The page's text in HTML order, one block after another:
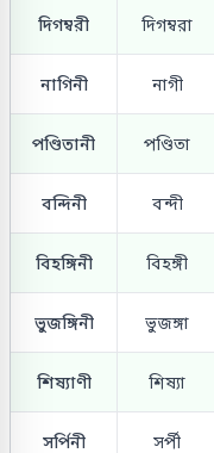
দিগম্বরী দিগম্বরা
নাগিনী নাগী
পণ্ডিতানী পণ্ডিতা
বন্দিনী বন্দী
বিহঙ্গিনী বিহঙ্গী
ভুজঙ্গিনী ভুজঙ্গা
শিষ্যাণী শিষ্যা
সর্পিনী সর্পী